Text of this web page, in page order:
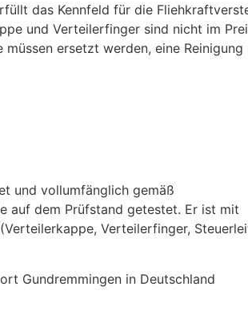
das Kennfeld für die
und Verteilerfinger sind nicht im
ersetzt werden, eine Reinigung
und vollumfänglich gemäß
auf dem Prüfstand getestet. Er ist mit
Verteilerfinger,
Gundremmingen in Deutschland